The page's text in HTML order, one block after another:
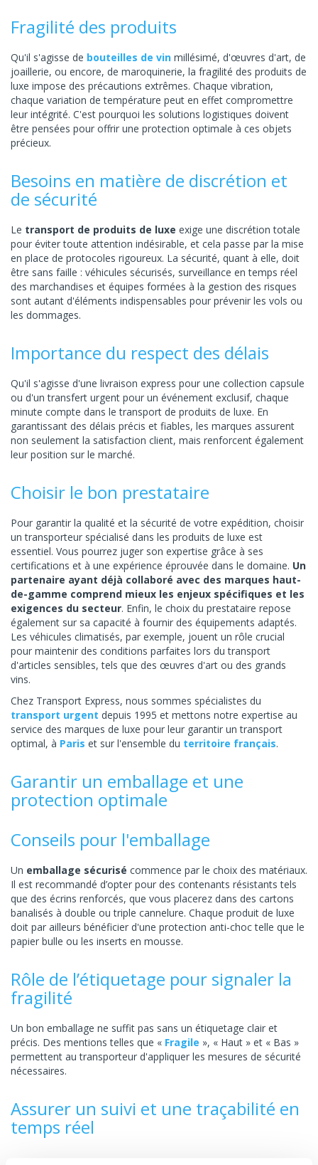
Fragilité des produits
Qu'il s'agisse de bouteilles de vin millésimé, d'œuvres d'art, de
joaillerie, ou encore, de maroquinerie, la fragilité des produits de
luxe impose des précautions extrêmes. Chaque vibration,
chaque variation de température peut en effet compromettre
leur intégrité. C'est pourquoi les solutions logistiques doivent
être pensées pour offrir une protection optimale à ces objets
précieux.
Besoins en matière de discrétion et
de sécurité
Le transport de produits de luxe exige une discrétion totale
pour éviter toute attention indésirable, et cela passe par la mise
en place de protocoles rigoureux. La sécurité, quant à elle, doit
être sans faille : véhicules sécurisés, surveillance en temps réel
des marchandises et équipes formées à la gestion des risques
sont autant d'éléments indispensables pour prévenir les vols ou
les dommages.
Importance du respect des délais
Qu'il s'agisse d'une livraison express pour une collection capsule
ou d'un transfert urgent pour un événement exclusif, chaque
minute compte dans le transport de produits de luxe. En
garantissant des délais précis et fiables, les marques assurent
non seulement la satisfaction client, mais renforcent également
leur position sur le marché.
Choisir le bon prestataire
Pour garantir la qualité et la sécurité de votre expédition, choisir
un transporteur spécialisé dans les produits de luxe est
essentiel. Vous pourrez juger son expertise grâce à ses
certifications et à une expérience éprouvée dans le domaine. Un
partenaire ayant déjà collaboré avec des marques haut-
de-gamme comprend mieux les enjeux spécifiques et les
exigences du secteur. Enfin, le choix du prestataire repose
également sur sa capacité à fournir des équipements adaptés.
Les véhicules climatisés, par exemple, jouent un rôle crucial
pour maintenir des conditions parfaites lors du transport
d'articles sensibles, tels que des œuvres d'art ou des grands
vins.
Chez Transport Express, nous sommes spécialistes du
transport urgent depuis 1995 et mettons notre expertise au
service des marques de luxe pour leur garantir un transport
optimal, à Paris et sur l'ensemble du territoire français.
Garantir un emballage et une
protection optimale
Conseils pour l'emballage
Un emballage sécurisé commence par le choix des matériaux.
Il est recommandé d’opter pour des contenants résistants tels
que des écrins renforcés, que vous placerez dans des cartons
banalisés à double ou triple cannelure. Chaque produit de luxe
doit par ailleurs bénéficier d'une protection anti-choc telle que le
papier bulle ou les inserts en mousse.
Rôle de l’étiquetage pour signaler la
fragilité
Un bon emballage ne suffit pas sans un étiquetage clair et
précis. Des mentions telles que « Fragile », « Haut » et « Bas »
permettent au transporteur d'appliquer les mesures de sécurité
nécessaires.
Assurer un suivi et une traçabilité en
temps réel